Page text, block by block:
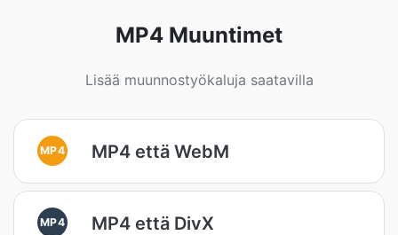
MP4 Muuntimet
Lisää muunnostyökaluja saatavilla
MP4 MP4 että WebM
MP4 MP4 että DivX